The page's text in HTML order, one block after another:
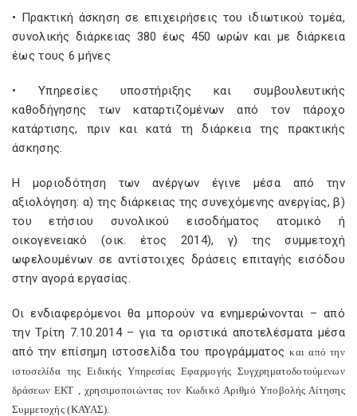
• Πρακτική άσκηση σε επιχειρήσεις του ιδιωτικού τομέα,
συνολικής διάρκειας 380 έως 450 ωρών και με διάρκεια
έως τους 6 μήνες
• Υπηρεσίες υποστήριξης και συμβουλευτικής
καθοδήγησης των καταρτιζομένων από τον πάροχο
κατάρτισης, πριν και κατά τη διάρκεια της πρακτικής
άσκησης.
Η μοριοδότηση των ανέργων έγινε μέσα από την
αξιολόγηση: α) της διάρκειας της συνεχόμενης ανεργίας, β)
του ετήσιου συνολικού εισοδήματος ατομικό ή
οικογενειακό (οικ. έτος 2014), γ) της συμμετοχή
ωφελουμένων σε αντίστοιχες δράσεις επιταγής εισόδου
στην αγορά εργασίας.
Οι ενδιαφερόμενοι θα μπορούν να ενημερώνονται – από
την Τρίτη 7.10.2014 – για τα οριστικά αποτελέσματα μέσα
από την επίσημη ιστοσελίδα του προγράμματοςκαι από την
ιστοσελίδα της Ειδικής Υπηρεσίας Εφαρμογής Συγχρηματοδοτούμενων
δράσεων ΕΚΤ , χρησιμοποιώντας τον Κωδικό Αριθμό Υποβολής Αίτησης
Συμμετοχής (ΚΑΥΑΣ).